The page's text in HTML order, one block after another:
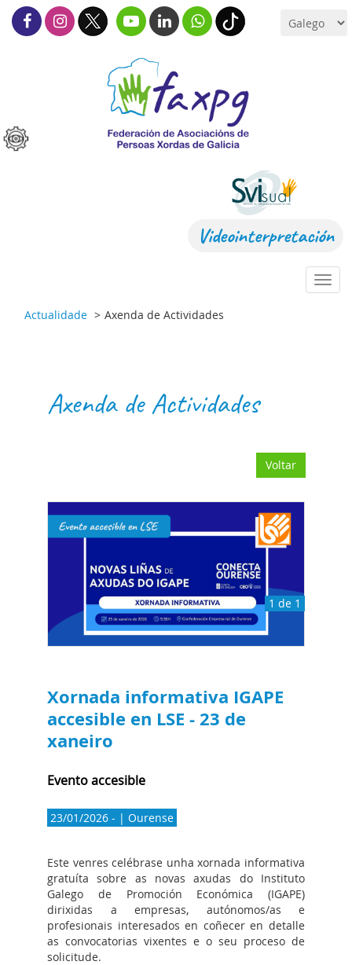
Videointerpretación
Actualidade
Axenda de Actividades
Axenda de Actividades
Voltar
1 de 1
Xornada informativa IGAPE
accesible en LSE - 23 de
xaneiro
Evento accesible
23/01/2026 - | Ourense
Este venres celébrase unha xornada informativa
gratuíta sobre as novas axudas do Instituto
Galego de Promoción Económica (IGAPE)
dirixidas a empresas, autónomos/as e
profesionais interesados en coñecer en detalle
as convocatorias vixentes e o seu proceso de
solicitude.